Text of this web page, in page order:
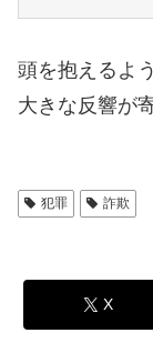
頭を抱えるよ
大きな反響が
犯罪 詐欺
X